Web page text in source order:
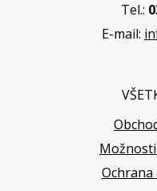
Tel.:
E-mail: